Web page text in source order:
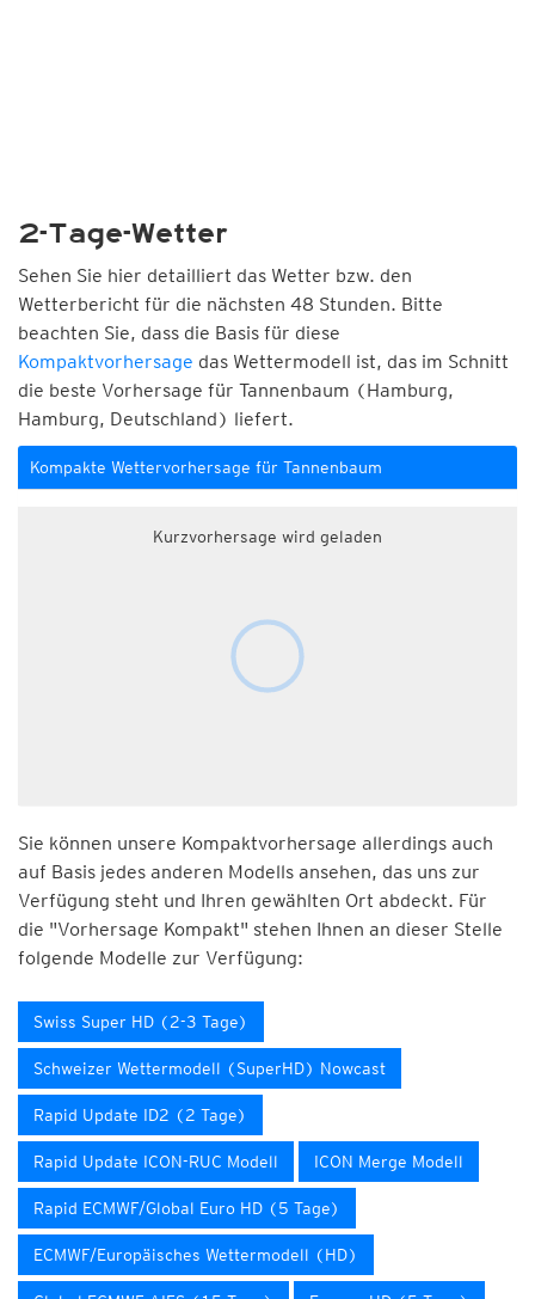
2-Tage-Wetter
Sehen Sie hier detailliert das Wetter bzw. den
Wetterbericht für die nächsten 48 Stunden. Bitte
beachten Sie, dass die Basis für diese
Kompaktvorhersage das Wettermodell ist, das im Schnitt
die beste Vorhersage für Tannenbaum (Hamburg,
Hamburg, Deutschland) liefert.
Kompakte Wettervorhersage für Tannenbaum
Kurzvorhersage wird geladen
Sie können unsere Kompaktvorhersage allerdings auch
auf Basis jedes anderen Modells ansehen, das uns zur
Verfügung steht und Ihren gewählten Ort abdeckt. Für
die "Vorhersage Kompakt" stehen Ihnen an dieser Stelle
folgende Modelle zur Verfügung:
Swiss Super HD (2-3 Tage)
Schweizer Wettermodell (SuperHD) Nowcast
Rapid Update ID2 (2 Tage)
Rapid Update ICON-RUC Modell ICON Merge Modell
Rapid ECMWF/Global Euro HD (5 Tage)
ECMWF/Europäisches Wettermodell (HD)